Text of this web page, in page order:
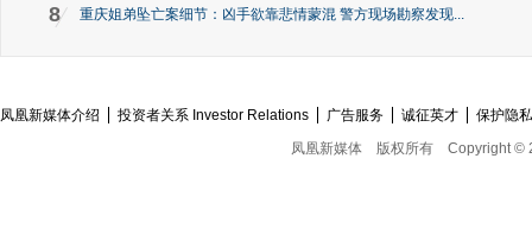
8 重庆姐弟坠亡案细节：凶手欲靠悲情蒙混 警方现场勘察发现...
凤凰新媒体介绍 投资者关系 Investor Relations 广告服务 诚征英才
保护隐
凤凰新媒体
版权所有 Copyright ©